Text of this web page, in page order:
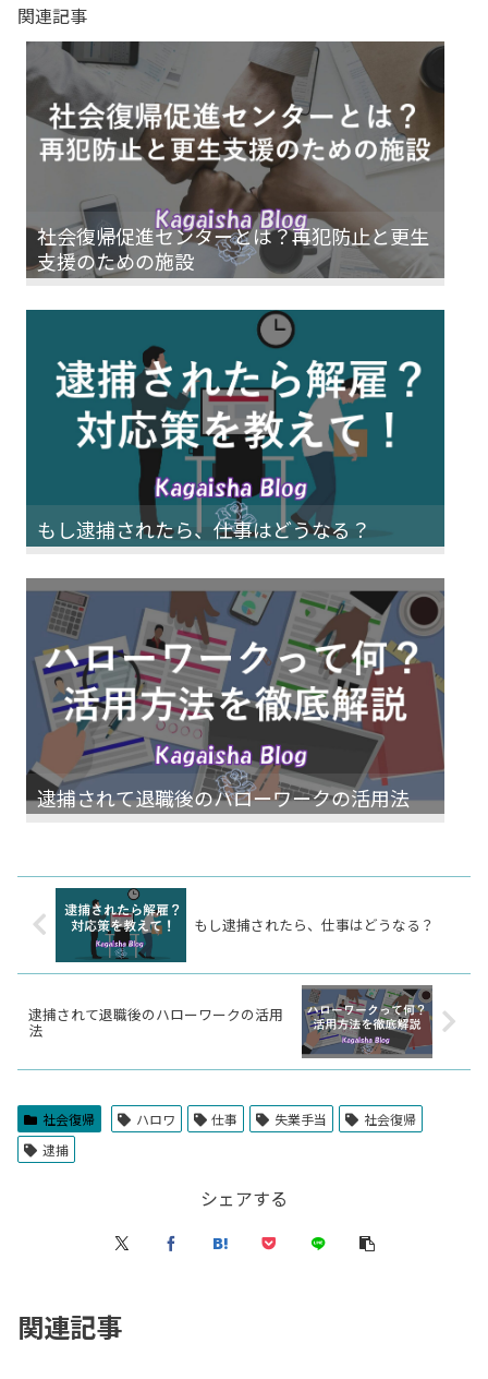
関連記事
社会復帰促進センターとは？再犯防止と更生
支援のための施設
もし逮捕されたら、仕事はどうなる？
逮捕されて退職後のハローワークの活用法
もし逮捕されたら、仕事はどうなる？
逮捕されて退職後のハローワークの活用
法
社会復帰 ハロワ 仕事 失業手当
社会復帰
逮捕
シェアする
関連記事